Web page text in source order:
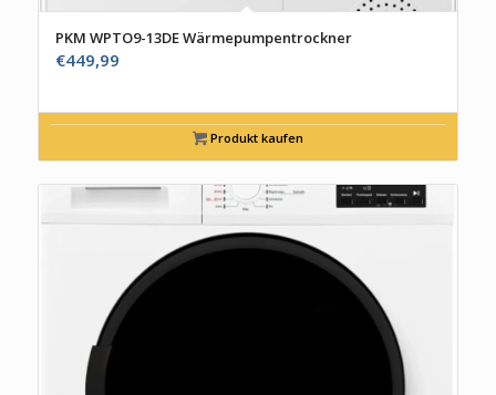
PKM WPTO9-13DE Wärmepumpentrockner
€449,99
Produkt kaufen